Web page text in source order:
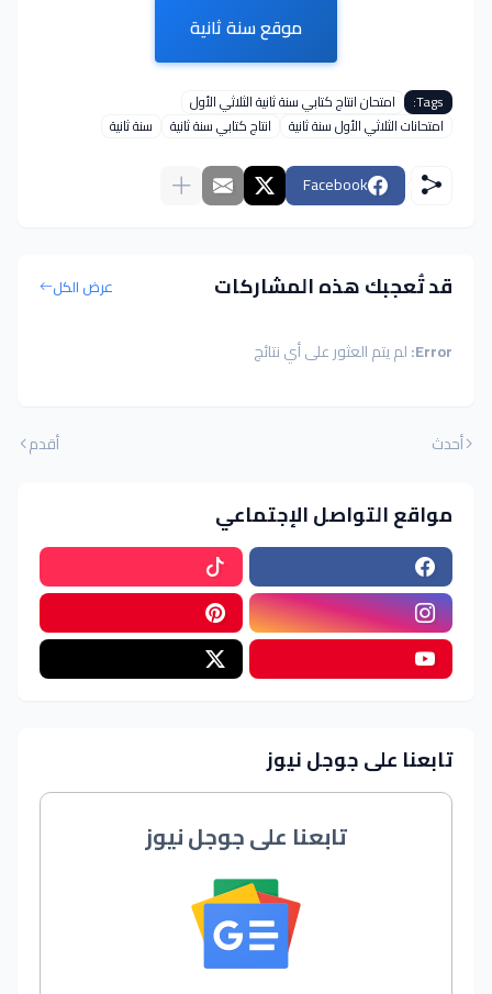
موقع سنة ثانية
Tags:
امتحان انتاج كتابي سنة ثانية الثلاثي الأول
امتحانات الثلاثي الأول سنة ثانية
انتاج كتابي سنة ثانية سنة ثانية
Facebook
قد تُعجبك هذه المشاركات عرض الكل
Error: لم يتم العثور على أي نتائج
أحدث أقدم
مواقع التواصل الإجتماعي
تابعنا على جوجل نيوز
تابعنا على جوجل نيوز